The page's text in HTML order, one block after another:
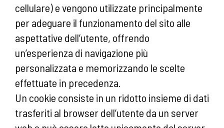
cellulare) e vengono utilizzate principalmente
per adeguare il funzionamento del sito alle
aspettative dell’utente, offrendo
un’esperienza di navigazione più
personalizzata e memorizzando le scelte
effettuate in precedenza.
Un cookie consiste in un ridotto insieme di dati
trasferiti al browser dell’utente da un server